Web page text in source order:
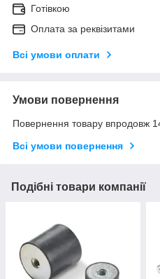
Готівкою
Оплата за реквізитами
Всі умови оплати
Умови повернення
Повернення товару впродовж
Всі умови повернення
Подібні товари компанії